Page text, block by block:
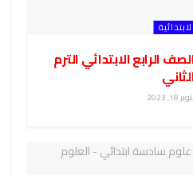
الابتدائية
الرابع الابتدائي الترم
18, 2023